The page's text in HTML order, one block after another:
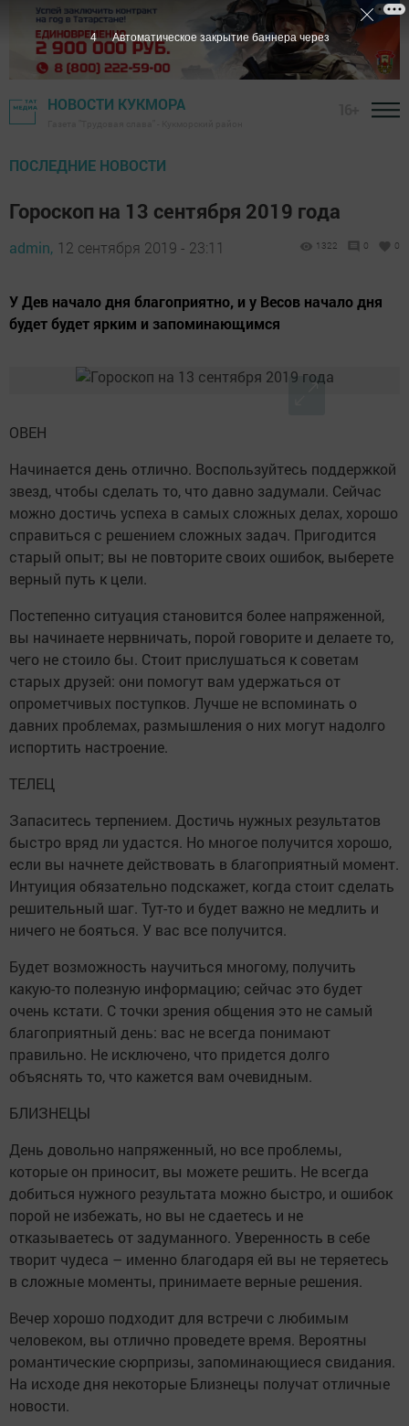
НОВОСТИ КУКМОРА
ПОСЛЕДНИЕ НОВОСТИ
Гороскоп на 13 сентября 2019 года
admin, 12 сентября 2019 - 23:11 1322 0 0
У Дев начало дня благоприятно, и у Весов начало дня
будет будет ярким и запоминающимся
ОВЕН
Начинается день отлично. Воспользуйтесь поддержкой
звезд, чтобы сделать то, что давно задумали. Сейчас
можно достичь успеха в самых сложных делах, хорошо
справиться с решением сложных задач. Пригодится
старый опыт; вы не повторите своих ошибок, выберете
верный путь к цели.
Постепенно ситуация становится более напряженной,
вы начинаете нервничать, порой говорите и делаете то,
чего не стоило бы. Стоит прислушаться к советам
старых друзей: они помогут вам удержаться от
опрометчивых поступков. Лучше не вспоминать о
давних проблемах, размышления о них могут надолго
испортить настроение.
ТЕЛЕЦ
Запаситесь терпением. Достичь нужных результатов
быстро вряд ли удастся. Но многое получится хорошо,
если вы начнете действовать в благоприятный момент.
Интуиция обязательно подскажет, когда стоит сделать
решительный шаг. Тут-то и будет важно не медлить и
ничего не бояться. У вас все получится.
Будет возможность научиться многому, получить
какую-то полезную информацию; сейчас это будет
очень кстати. С точки зрения общения это не самый
благоприятный день: вас не всегда понимают
правильно. Не исключено, что придется долго
объяснять то, что кажется вам очевидным.
БЛИЗНЕЦЫ
День довольно напряженный, но все проблемы,
которые он приносит, вы можете решить. Не всегда
добиться нужного результата можно быстро, и ошибок
порой не избежать, но вы не сдаетесь и не
отказываетесь от задуманного. Уверенность в себе
творит чудеса – именно благодаря ей вы не теряетесь
в сложные моменты, принимаете верные решения.
Вечер хорошо подходит для встречи с любимым
человеком, вы отлично проведете время. Вероятны
романтические сюрпризы, запоминающиеся свидания.
На исходе дня некоторые Близнецы получат отличные
новости.
3 Автоматическое закрытие баннера через